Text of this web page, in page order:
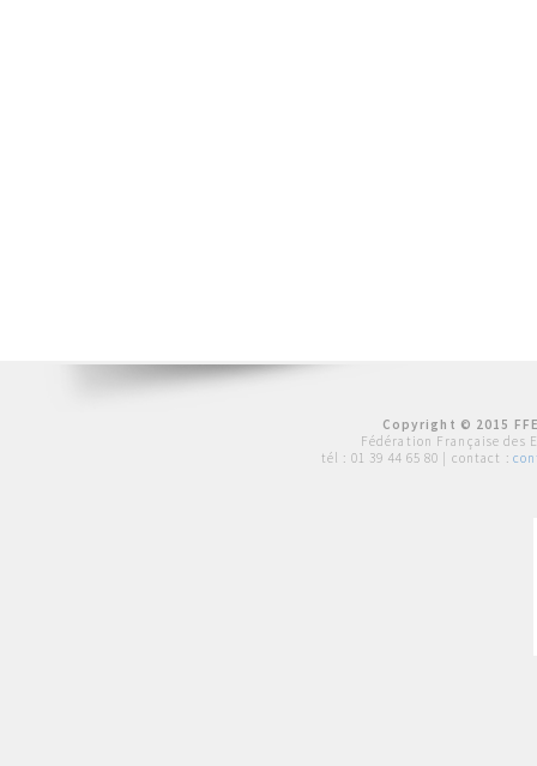
Copyright © 2015
Fédération Française des
tél : 01 39 44 65 80 | contact :